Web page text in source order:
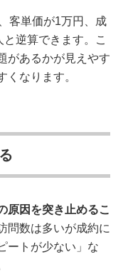
客単価が1万円、成
逆算できます。こ
があるかが見えやす
くなります。
原因を突き止めるこ
問数は多いが成約に
ートが少ない」な